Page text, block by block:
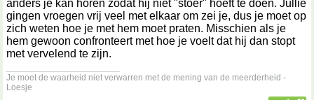
anders je kan horen zodat hij niet "stoer" hoeft te doen. Jullie
gingen vroegen vrij veel met elkaar om zei je, dus je moet op
zich weten hoe je met hem moet praten. Misschien als je
hem gewoon confronteert met hoe je voelt dat hij dan stopt
met vervelend te zijn.
Je moet de waarheid niet verwarren met de mening van de meerderheid -
Loesje